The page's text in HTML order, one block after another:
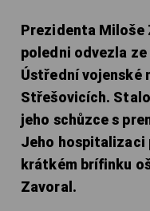
Prezidenta Miloše
poledni odvezla
Ústřední vojenské
Střešovicích.
jeho schůzce s
Jeho hospitalizaci
krátkém brífinku
Zavoral.